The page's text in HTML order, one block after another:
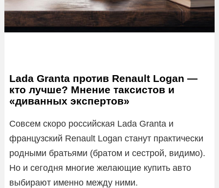
Lada Granta против Renault Logan —
кто лучше? Мнение таксистов и
«диванных экспертов»
Совсем скоро российская Lada Granta и
французский Renault Logan станут практически
родными братьями (братом и сестрой, видимо).
Но и сегодня многие желающие купить авто
выбирают именно между ними.